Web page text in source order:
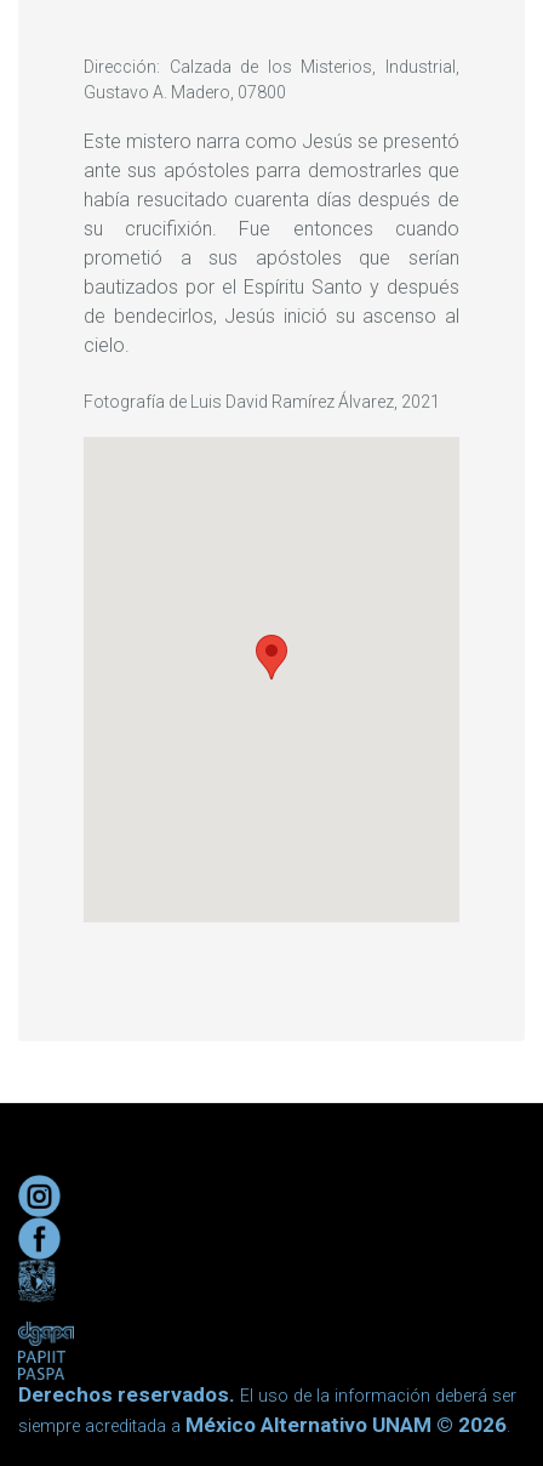
Dirección: Calzada de los Misterios, Industrial,
Gustavo A. Madero, 07800
Este mistero narra como Jesús se presentó
ante sus apóstoles parra demostrarles que
había resucitado cuarenta días después de
su crucifixión. Fue entonces cuando
prometió a sus apóstoles que serían
bautizados por el Espíritu Santo y después
de bendecirlos, Jesús inició su ascenso al
cielo.
Fotografía de Luis David Ramírez Álvarez, 2021
Derechos reservados. El uso de la información deberá ser
siempre acreditada a México Alternativo UNAM © 2026.